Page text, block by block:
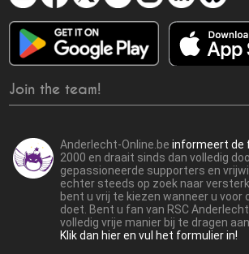
Join the team!
Anderlecht-Online.beinformeert de
2000 en draait sinds dan volledig
gepassioneerde supporters en
echter steeds op zoek naar
bent u vrij te kiezen wanneer u voor
doet. Bent u fan van RSC
volledig vrije manier bij te dragen
Klik dan hier en vul het formulier in!